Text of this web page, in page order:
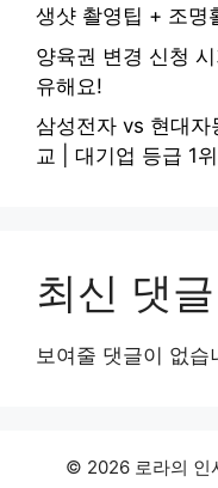
생샷 촬영팁 + 조명
양육권 변경 신청
유해요!
삼성전자 vs 현대자
교 | 대기업 등급 1
최신 댓글
보여줄 댓글이 없습
© 2026 로라의 인